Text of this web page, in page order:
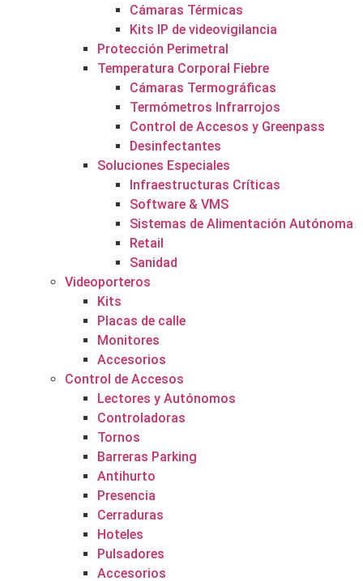
Cámaras Térmicas
Kits IP de videovigilancia
Protección Perimetral
Temperatura Corporal Fiebre
Cámaras Termográficas
Termómetros Infrarrojos
Control de Accesos y Greenpass
Desinfectantes
Soluciones Especiales
Infraestructuras Críticas
Software & VMS
Sistemas de Alimentación Autónoma
Retail
Sanidad
Videoporteros
Kits
Placas de calle
Monitores
Accesorios
Control de Accesos
Lectores y Autónomos
Controladoras
Tornos
Barreras Parking
Antihurto
Presencia
Cerraduras
Hoteles
Pulsadores
Accesorios